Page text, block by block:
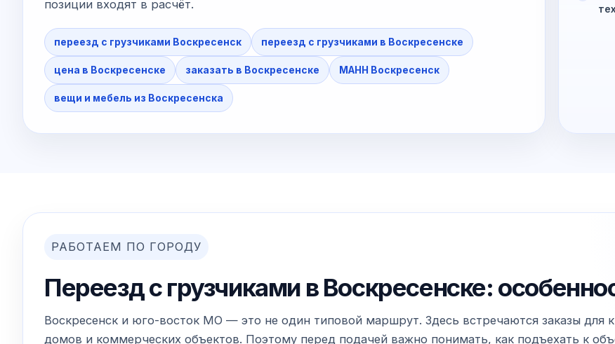
позиции входят в расчёт.
переезд с грузчиками Воскресенск переезд с грузчиками в Воскресенске
цена в Воскресенске заказать в Воскресенске МАНН Воскресенск
вещи и мебель из Воскресенска
РАБОТАЕМ ПО ГОРОДУ
Переезд с грузчиками в Воскресенске:
Воскресенск и юго-восток МО — это не один типовой маршрут. Здесь встречаются заказы для
домов и коммерческих объектов. Поэтому перед подачей важно понимать, как подъехать к